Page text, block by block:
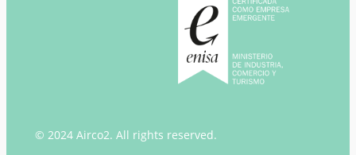
© 2024 Airco2. All rights reserved.